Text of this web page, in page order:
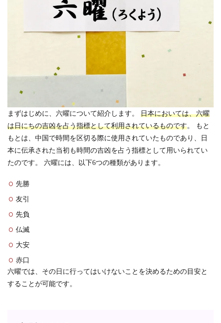
まずはじめに、六曜について紹介します。 日本においては、六曜
は日にちの吉凶を占う指標として利用されているものです。 もと
もとは、中国で時間を区切る際に使用されていたものであり、日
本に伝承された当初も時間の吉凶を占う指標として用いられてい
たのです。 六曜には、以下6つの種類があります。
先勝
友引
先負
仏滅
大安
赤口
六曜では、その日に行ってはいけないことを決めるための目安と
することが可能です。